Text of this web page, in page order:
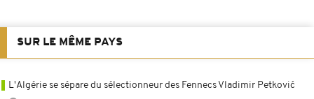
SUR LE MÊME PAYS
L'Algérie se sépare du sélectionneur des Fennecs Vladimir Petković